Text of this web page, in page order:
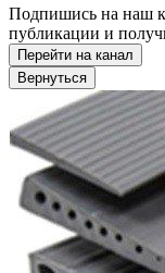
Подпишись на наш
публикации и